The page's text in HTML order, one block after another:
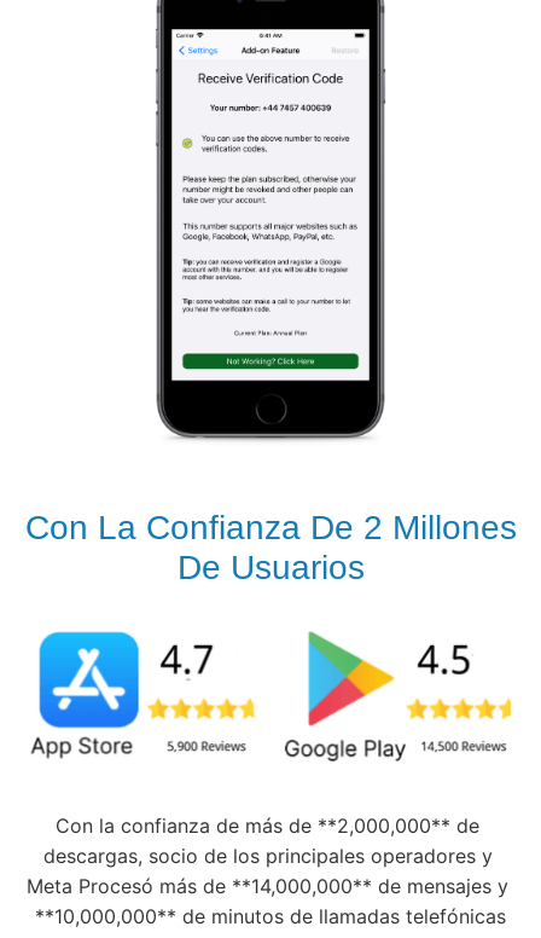
Con La Confianza De 2 Millones
De Usuarios
Con la confianza de más de **2,000,000** de
descargas, socio de los principales operadores y
Meta Procesó más de **14,000,000** de mensajes y
**10,000,000** de minutos de llamadas telefónicas